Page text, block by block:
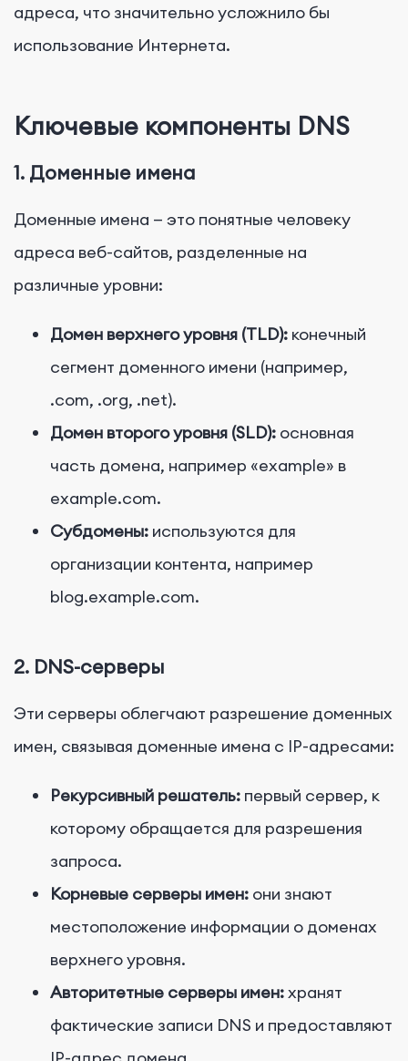
адреса, что значительно усложнило бы
использование Интернета.
Ключевые компоненты DNS
1. Доменные имена
Доменные имена — это понятные человеку
адреса веб-сайтов, разделенные на
различные уровни:
Домен верхнего уровня (TLD): конечный
сегмент доменного имени (например,
.com, .org, .net).
Домен второго уровня (SLD): основная
часть домена, например «example» в
example.com.
Субдомены: используются для
организации контента, например
blog.example.com.
2. DNS-серверы
Эти серверы облегчают разрешение доменных
имен, связывая доменные имена с IP-адресами:
Рекурсивный решатель: первый сервер, к
которому обращается для разрешения
запроса.
Корневые серверы имен: они знают
местоположение информации о доменах
верхнего уровня.
Авторитетные серверы имен:хранят
фактические записи DNS и предоставляют